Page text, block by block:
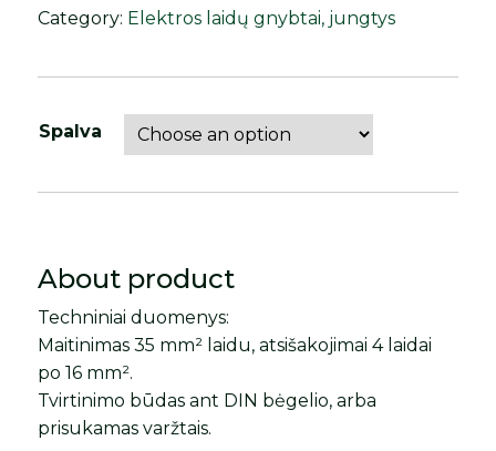
Spalva
Category: Elektros laidų gnybtai, jungtys
About product
Techniniai duomenys:
Maitinimas 35 mm² laidu, atsišakojimai 4 laidai
po 16 mm².
Tvirtinimo būdas ant DIN bėgelio, arba
prisukamas varžtais.